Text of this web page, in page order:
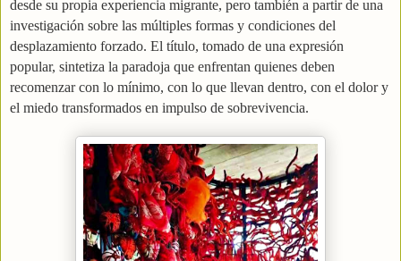
desde su propia experiencia migrante, pero también a partir de una
investigación sobre las múltiples formas y condiciones del
desplazamiento forzado. El título, tomado de una expresión
popular, sintetiza la paradoja que enfrentan quienes deben
recomenzar con lo mínimo, con lo que llevan dentro, con el dolor y
el miedo transformados en impulso de sobrevivencia.